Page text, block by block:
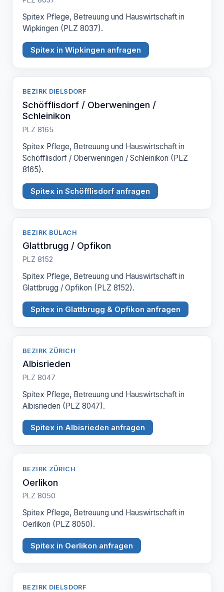
Spitex Pflege, Betreuung und Hauswirtschaft in
Wipkingen (PLZ 8037).
Spitex in Wipkingen anfragen
BEZIRK DIELSDORF
Schöfflisdorf / Oberweningen /
Schleinikon
PLZ 8165
Spitex Pflege, Betreuung und Hauswirtschaft in
Schöfflisdorf / Oberweningen / Schleinikon (PLZ
8165).
Spitex in Schöfflisdorf anfragen
BEZIRK BÜLACH
Glattbrugg / Opfikon
PLZ 8152
Spitex Pflege, Betreuung und Hauswirtschaft in
Glattbrugg / Opfikon (PLZ 8152).
Spitex in Glattbrugg & Opfikon anfragen
BEZIRK ZÜRICH
Albisrieden
PLZ 8047
Spitex Pflege, Betreuung und Hauswirtschaft in
Albisrieden (PLZ 8047).
Spitex in Albisrieden anfragen
BEZIRK ZÜRICH
Oerlikon
PLZ 8050
Spitex Pflege, Betreuung und Hauswirtschaft in
Oerlikon (PLZ 8050).
Spitex in Oerlikon anfragen
BEZIRK DIELSDORF